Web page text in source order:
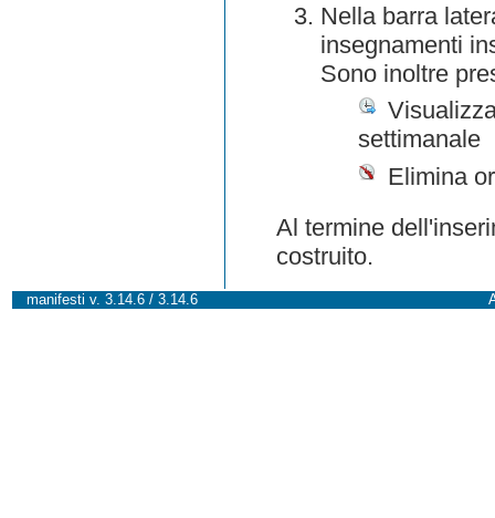
Nella barra
insegnamenti
Sono inoltre
settimanale
Elimina
Al termine
costruito.
manifesti v. 3.14.6 / 3.14.6